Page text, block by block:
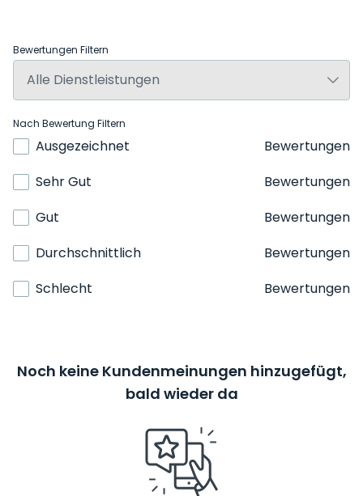
Bewertungen Filtern
Nach Bewertung Filtern
Ausgezeichnet
Bewertungen
Sehr Gut
Bewertungen
Gut
Bewertungen
Durchschnittlich
Bewertungen
Schlecht
Bewertungen
Noch keine Kundenmeinungen hinzugefügt,
bald wieder da